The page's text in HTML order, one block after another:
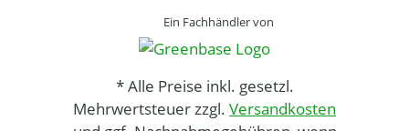
Ein Fachhändler von
* Alle Preise inkl. gesetzl.
Mehrwertsteuer zzgl. Versandkosten